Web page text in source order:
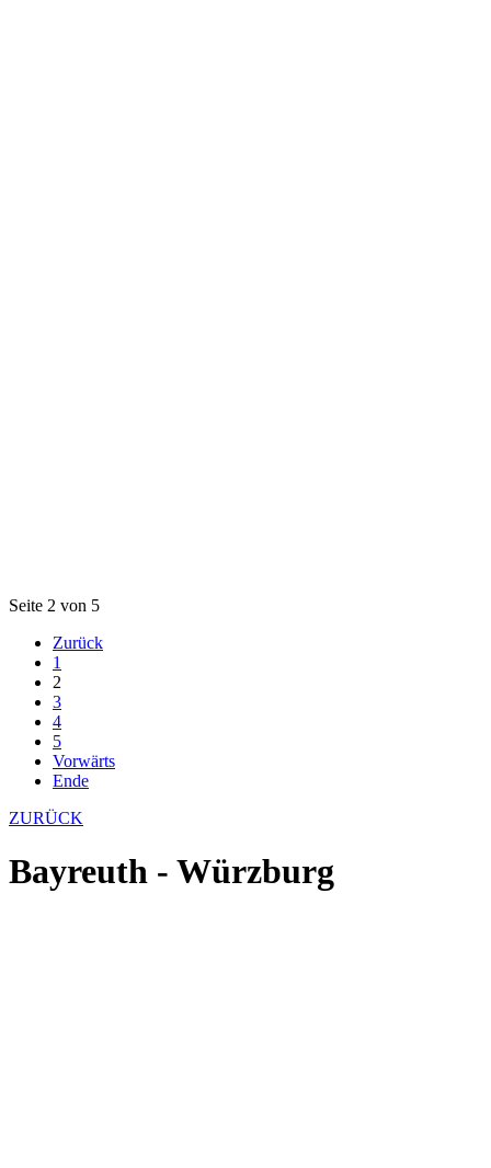
Seite 2 von 5
Zurück
1
2
3
4
5
Vorwärts
Ende
ZURÜCK
Bayreuth - Würzburg